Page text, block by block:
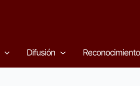
Difusión